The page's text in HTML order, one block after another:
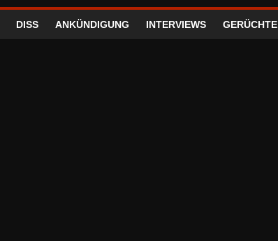
DISS ANKÜNDIGUNG INTERVIEWS GERÜCHTE